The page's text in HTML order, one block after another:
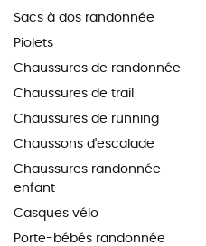
Sacs à dos randonnée
Piolets
Chaussures de randonnée
Chaussures de trail
Chaussures de running
Chaussons d'escalade
Chaussures randonnée
enfant
Casques vélo
Porte-bébés randonnée